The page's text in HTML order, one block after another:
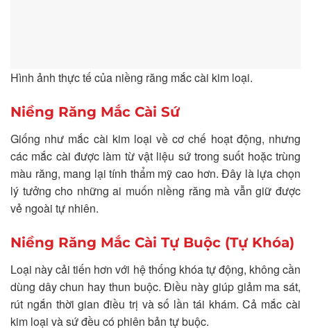
Hình ảnh thực tế của niềng răng mắc cài kim loại.
Niềng Răng Mắc Cài Sứ
Giống như mắc cài kim loại về cơ chế hoạt động, nhưng
các mắc cài được làm từ vật liệu sứ trong suốt hoặc trùng
màu răng, mang lại tính thẩm mỹ cao hơn. Đây là lựa chọn
lý tưởng cho những ai muốn niềng răng mà vẫn giữ được
vẻ ngoài tự nhiên.
Niềng Răng Mắc Cài Tự Buộc (Tự Khóa)
Loại này cải tiến hơn với hệ thống khóa tự động, không cần
dùng dây chun hay thun buộc. Điều này giúp giảm ma sát,
rút ngắn thời gian điều trị và số lần tái khám. Cả mắc cài
kim loại và sứ đều có phiên bản tự buộc.